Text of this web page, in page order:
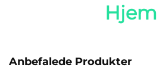
Hjem
Anbefalede Produkter